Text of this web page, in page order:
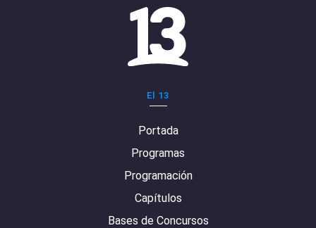
El 13
Portada
Programas
Programación
Capítulos
Bases de Concursos